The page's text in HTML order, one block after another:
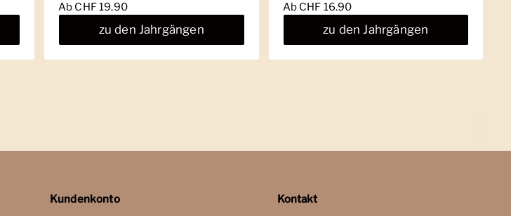
Ab CHF 19.90
zu den Jahrgängen
Ab CHF 16.90
zu den Jahrgängen
Kundenkonto
Kontakt